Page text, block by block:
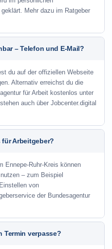
Mehr dazu im Ratgeber
– Telefon und E-Mail?
du auf der offiziellen Webseite
Alternativ erreichst du die
für Arbeit kostenlos unter
auch über Jobcenter.digital
Arbeitgeber?
Ennepe-Ruhr-Kreis können
– zum Beispiel
von
der Bundesagentur
Termin verpasse?